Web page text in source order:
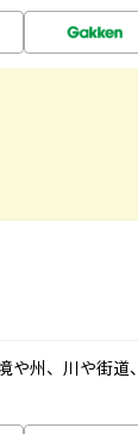
や州、川や街道